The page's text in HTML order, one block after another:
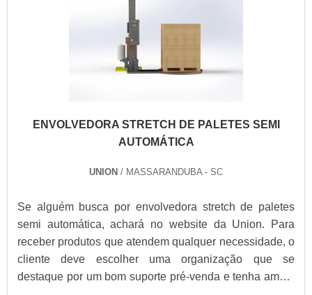
mesma deve prezar pelos produtos e serviços com
ótima qualidade e precisão, detalhes primordiais que
são deixados de lado por muitas empresas que não
focam na fidelização do cliente.É importante lembrar
cuidado ajuda a garantir a qualidade e durabilidade dos
materiais, além de evitar prejuízos com substituições
gastos desnecessários.Existem diversos motivos para a
Union ter se tornado destaque quando pensamos em
uma empresa que entrega confiança e produtos de
qualidade. Alguns desses motivos são: Ótimo preço;
Profissionais com vasta experiência na área de
ENVOLVEDORA STRETCH DE PALETES SEMI
AUTOMÁTICA
UNION / MASSARANDUBA - SC
Se alguém busca por envolvedora stretch de paletes
semi automática, achará no website da Union. Para
receber produtos que atendem qualquer necessidade, o
cliente deve escolher uma organização que se
destaque por um bom suporte pré-venda e tenha ampla